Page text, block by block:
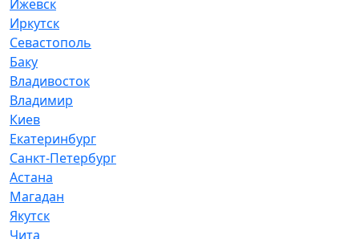
Ижевск
Иркутск
Севастополь
Баку
Владивосток
Владимир
Киев
Екатеринбург
Санкт-Петербург
Астана
Магадан
Якутск
Чита